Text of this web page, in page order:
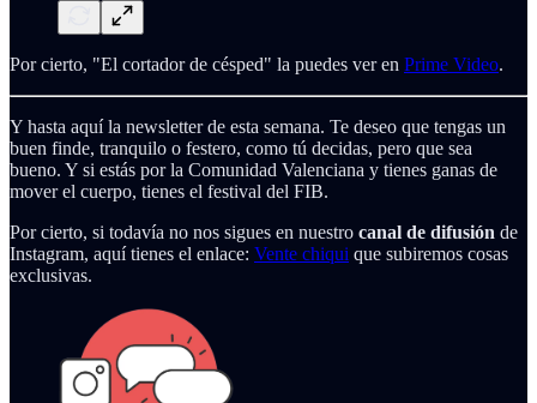
Por cierto, "El cortador de césped" la puedes ver en Prime Video.
Y hasta aquí la newsletter de esta semana. Te deseo que tengas un
buen finde, tranquilo o festero, como tú decidas, pero que sea
bueno. Y si estás por la Comunidad Valenciana y tienes ganas de
mover el cuerpo, tienes el festival del FIB.
Por cierto, si todavía no nos sigues en nuestro canal de difusión de
Instagram, aquí tienes el enlace: Vente chiqui que subiremos cosas
exclusivas.